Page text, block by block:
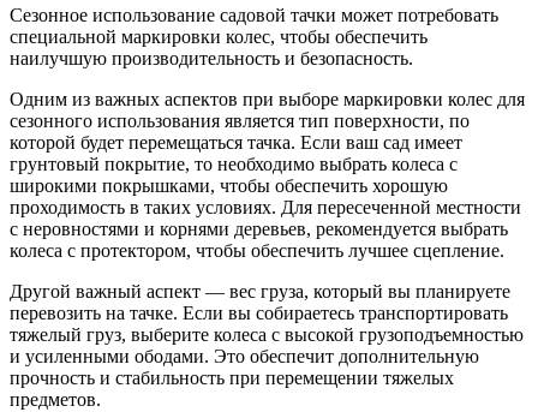
Сезонное использование садовой тачки может потребовать
специальной маркировки колес, чтобы обеспечить
наилучшую производительность и безопасность.
Одним из важных аспектов при выборе маркировки колес для
сезонного использования является тип поверхности, по
которой будет перемещаться тачка. Если ваш сад имеет
грунтовый покрытие, то необходимо выбрать колеса с
широкими покрышками, чтобы обеспечить хорошую
проходимость в таких условиях. Для пересеченной местности
с неровностями и корнями деревьев, рекомендуется выбрать
колеса с протектором, чтобы обеспечить лучшее сцепление.
Другой важный аспект — вес груза, который вы планируете
перевозить на тачке. Если вы собираетесь транспортировать
тяжелый груз, выберите колеса с высокой грузоподъемностью
и усиленными ободами. Это обеспечит дополнительную
прочность и стабильность при перемещении тяжелых
предметов.